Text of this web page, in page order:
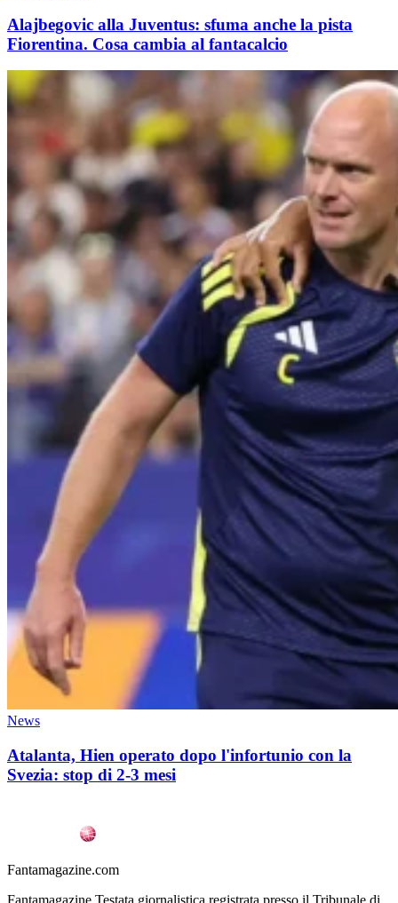
Alajbegovic alla Juventus: sfuma anche la pista
Fiorentina. Cosa cambia al fantacalcio
News
Atalanta, Hien operato dopo l'infortunio con la
Svezia: stop di 2-3 mesi
Fantamagazine.com
Fantamagazine Testata giornalistica registrata presso il Tribunale di